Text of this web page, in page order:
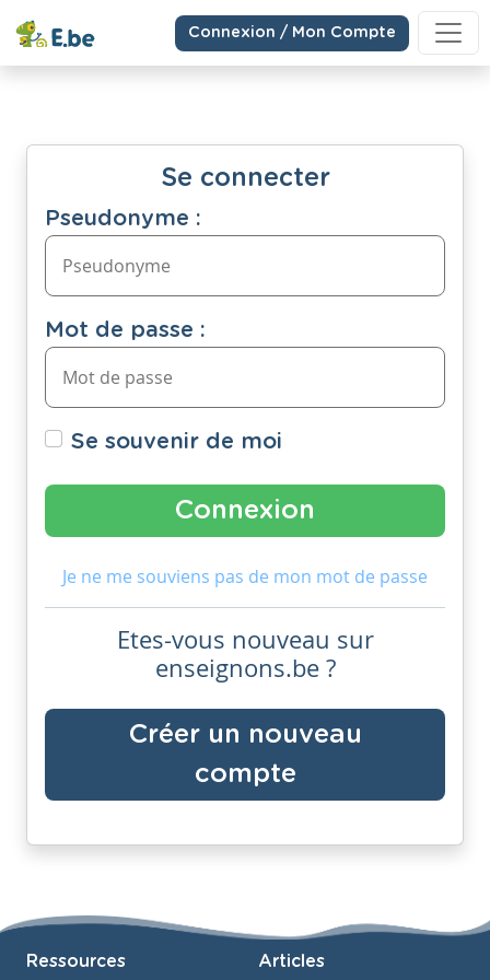
Connexion / Mon Compte
Se connecter
Pseudonyme :
Mot de passe :
Se souvenir de moi
Je ne me souviens pas de mon mot de passe
Etes-vous nouveau sur
enseignons.be ?
Créer un nouveau
compte
Ressources Articles